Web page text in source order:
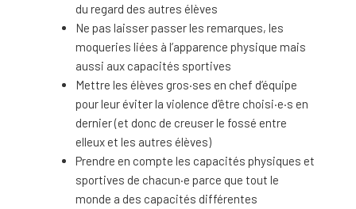
du regard des autres élèves
Ne pas laisser passer les remarques, les
moqueries liées à l’apparence physique mais
aussi aux capacités sportives
Mettre les élèves gros·ses en chef d’équipe
pour leur éviter la violence d’être choisi·e·s en
dernier (et donc de creuser le fossé entre
elleux et les autres élèves)
Prendre en compte les capacités physiques et
sportives de chacun·e parce que tout le
monde a des capacités différentes